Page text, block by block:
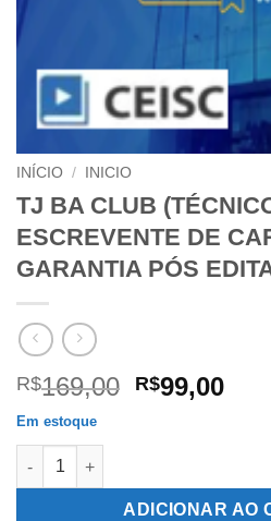
INÍCIO / INICIO
TJ BA CLUB
ESCREVENTE DE
GARANTIA PÓS
R$169,00 O
R$169,00.
R$99,00O
Em estoque
TJ BA CLUB (TÉCNICO
ADICIONAR AO